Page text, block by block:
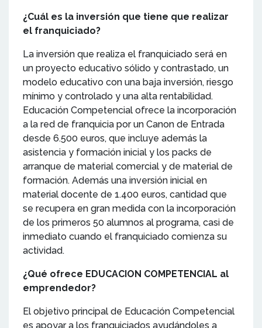
¿Cuál es la inversión que tiene que realizar
el franquiciado?
La inversión que realiza el franquiciado será en
un proyecto educativo sólido y contrastado, un
modelo educativo con una baja inversión, riesgo
mínimo y controlado y una alta rentabilidad.
Educación Competencial ofrece la incorporación
a la red de franquicia por un Canon de Entrada
desde 6.500 euros, que incluye además la
asistencia y formación inicial y los packs de
arranque de material comercial y de material de
formación. Además una inversión inicial en
material docente de 1.400 euros, cantidad que
se recupera en gran medida con la incorporación
de los primeros 50 alumnos al programa, casi de
inmediato cuando el franquiciado comienza su
actividad.
¿Qué ofrece EDUCACION COMPETENCIAL al
emprendedor?
El objetivo principal de Educación Competencial
es apoyar a los franquiciados ayudándoles a